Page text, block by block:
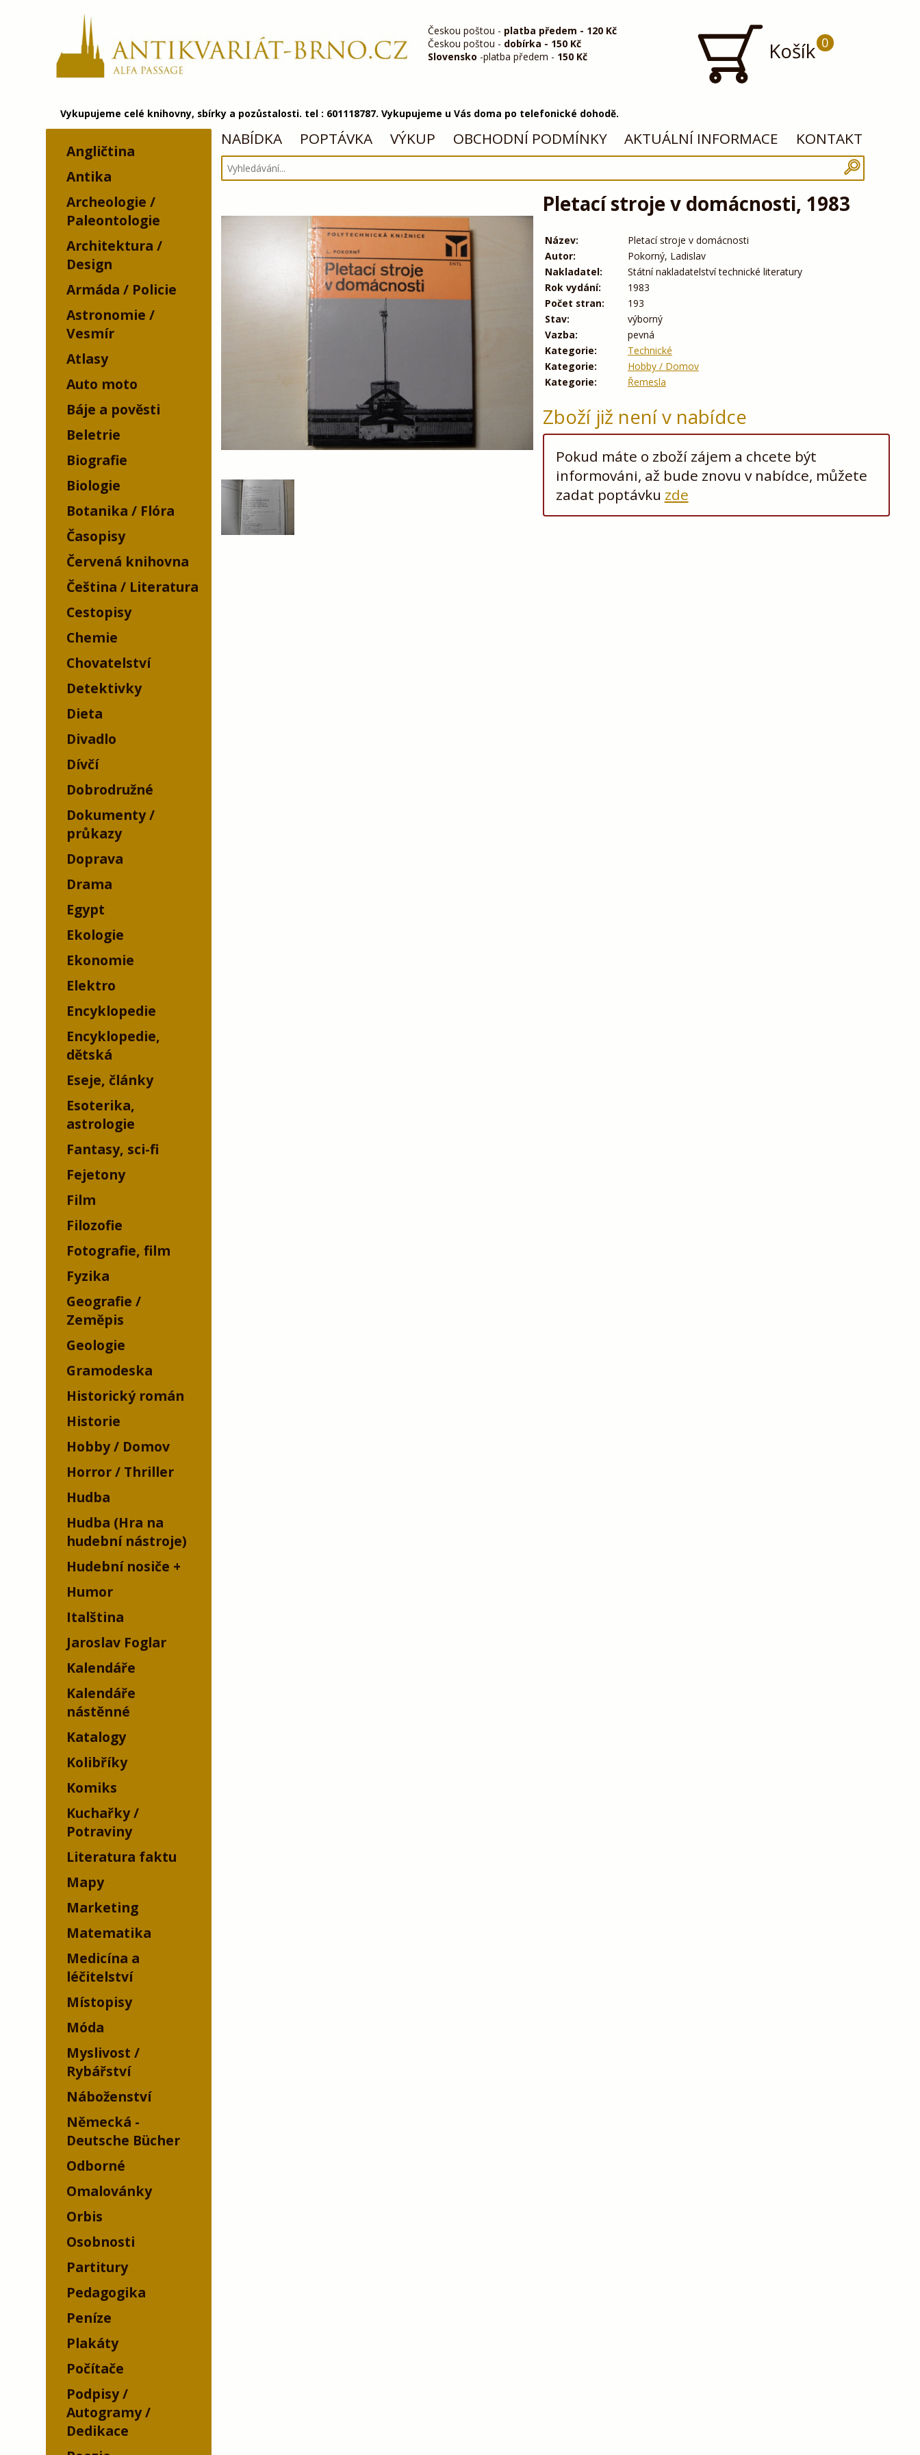
Českou poštou - platba předem - 120 Kč
Českou poštou - dobírka - 150 Kč
Slovensko -platba předem - 150 Kč Košík 0
Vykupujeme celé knihovny, sbírky a pozůstalosti. tel : 601118787. Vykupujeme u Vás doma po telefonické dohodě.
Angličtina
Antika
Archeologie /
Paleontologie
Architektura /
Design
Armáda / Policie
Astronomie /
Vesmír
Atlasy
Auto moto
Báje a pověsti
Beletrie
Biografie
Biologie
Botanika / Flóra
Časopisy
Červená knihovna
Čeština / Literatura
Cestopisy
Chemie
Chovatelství
Detektivky
Dieta
Divadlo
Dívčí
Dobrodružné
Dokumenty /
průkazy
Doprava
Drama
Egypt
Ekologie
Ekonomie
Elektro
Encyklopedie
Encyklopedie,
dětská
Eseje, články
Esoterika,
astrologie
Fantasy, sci-fi
Fejetony
Film
Filozofie
Fotografie, film
Fyzika
Geografie /
Zeměpis
Geologie
Gramodeska
Historický román
Historie
Hobby / Domov
Horror / Thriller
Hudba
Hudba (Hra na
hudební nástroje)
Hudební nosiče
Humor
Italština
Jaroslav Foglar
Kalendáře
Kalendáře
nástěnné
Katalogy
Kolibříky
Komiks
Kuchařky /
Potraviny
Literatura faktu
Mapy
Marketing
Matematika
Medicína a
léčitelství
Místopisy
Móda
Myslivost /
Rybářství
Náboženství
Německá -
Deutsche Bücher
Odborné
Omalovánky
Orbis
Osobnosti
Partitury
Pedagogika
Peníze
Plakáty
Počítače
Podpisy /
Autogramy /
Dedikace
NABÍDKA POPTÁVKA VÝKUP OBCHODNÍ PODMÍNKY AKTUÁLNÍ INFORMACE KONTAKT
Pletací stroje v domácnosti, 1983
Název:
Pletací stroje v domácnosti
Autor:
Pokorný, Ladislav
Nakladatel:
Státní nakladatelství technické literatury
Rok vydání:
1983
Počet stran:
193
Stav:
výborný
Vazba:
pevná
Kategorie:
Technické
Kategorie:
Hobby / Domov
Kategorie:
Řemesla
Zboží již není v nabídce
Pokud máte o zboží zájem a chcete být
informováni, až bude znovu v nabídce, můžete
zadat poptávku zde